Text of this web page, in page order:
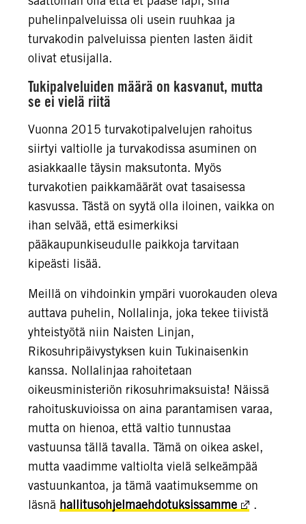
puhelinpalveluissa oli usein ruuhkaa ja
turvakodin palveluissa pienten lasten äidit
olivat etusijalla.
Tukipalveluiden määrä on kasvanut, mutta
se ei vielä riitä
Vuonna 2015 turvakotipalvelujen rahoitus
siirtyi valtiolle ja turvakodissa asuminen on
asiakkaalle täysin maksutonta. Myös
turvakotien paikkamäärät ovat tasaisessa
kasvussa. Tästä on syytä olla iloinen, vaikka on
ihan selvää, että esimerkiksi
pääkaupunkiseudulle paikkoja tarvitaan
kipeästi lisää.
Meillä on vihdoinkin ympäri vuorokauden oleva
auttava puhelin, Nollalinja, joka tekee tiivistä
yhteistyötä niin Naisten Linjan,
Rikosuhripäivystyksen kuin Tukinaisenkin
kanssa. Nollalinjaa rahoitetaan
oikeusministeriön rikosuhrimaksuista! Näissä
rahoituskuvioissa on aina parantamisen varaa,
mutta on hienoa, että valtio tunnustaa
vastuunsa tällä tavalla. Tämä on oikea askel,
mutta vaadimme valtiolta vielä selkeämpää
vastuunkantoa, ja tämä vaatimuksemme on
läsnä hallitusohjelmaehdotuksissamme .